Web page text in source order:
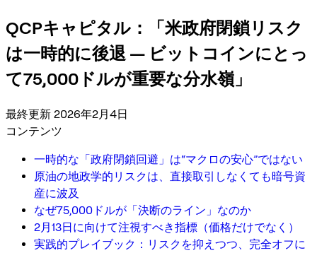
QCPキャピタル：「米政府閉鎖リスク
は一時的に後退 — ビットコインにとっ
て75,000ドルが重要な分水嶺」
最終更新 2026年2月4日
コンテンツ
一時的な「政府閉鎖回避」は“マクロの安心”ではない
原油の地政学的リスクは、直接取引しなくても暗号資
産に波及
なぜ75,000ドルが「決断のライン」なのか
2月13日に向けて注視すべき指標（価格だけでなく）
実践的プレイブック：リスクを抑えつつ、完全オフに